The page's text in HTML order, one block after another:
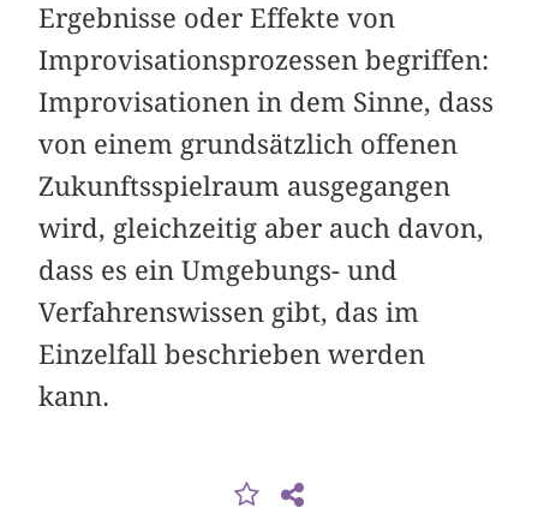
Ergebnisse oder Effekte von
Improvisationsprozessen begriffen:
Improvisationen in dem Sinne, dass
von einem grundsätzlich offenen
Zukunftsspielraum ausgegangen
wird, gleichzeitig aber auch davon,
dass es ein Umgebungs- und
Verfahrenswissen gibt, das im
Einzelfall beschrieben werden
kann.